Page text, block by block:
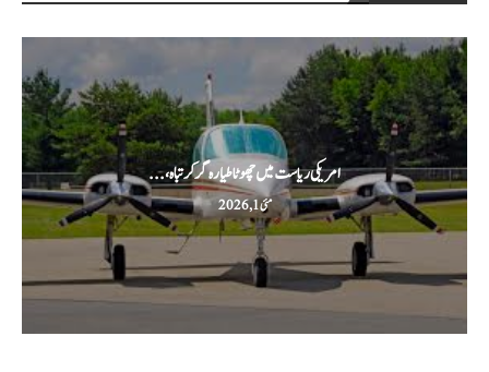
امریکی ریاست میں چھوٹا طیارہ گر کر تباہ،...
مئی 1, 2026